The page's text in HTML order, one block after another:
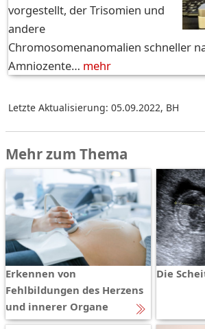
vorgestellt, der Trisomien und
andere
Chromosomenanomalien schneller
Amniozente… mehr
Letzte Aktualisierung: 05.09.2022, BH
Mehr zum Thema
Erkennen von
Fehlbildungen des Herzens
und innerer Organe
Die